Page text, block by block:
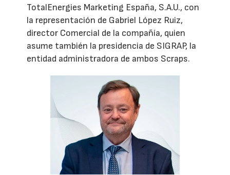
TotalEnergies Marketing España, S.A.U., con
la representación de Gabriel López Ruiz,
director Comercial de la compañía, quien
asume también la presidencia de SIGRAP, la
entidad administradora de ambos Scraps.